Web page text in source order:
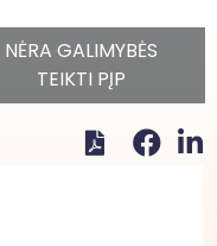
NĖRA GALIMYBĖS
TEIKTI PĮP